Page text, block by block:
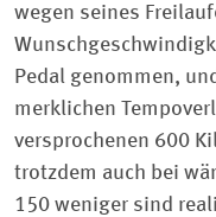
wegen seines
Pedal genommen,
merklichen
versprochenen 600
trotzdem auch bei
150 weniger sind